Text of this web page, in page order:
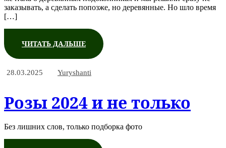
заказывать, а сделать попозже, но деревянные. Но шло время
[…]
ЧИТАТЬ ДАЛЬШЕ
28.03.2025 Yuryshanti
Розы 2024 и не только
Без лишних слов, только подборка фото